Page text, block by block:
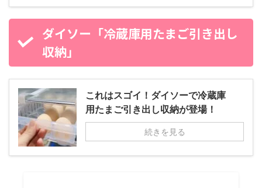
ダイソー「冷蔵庫用たまご引き出し
収納」
これはスゴイ！ダイソーで冷蔵庫
用たまご引き出し収納が登場！
続きを見る